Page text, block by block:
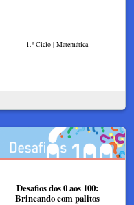
1.º Ciclo | Matemática
Desafios dos 0 aos 100:
Brincando com palitos